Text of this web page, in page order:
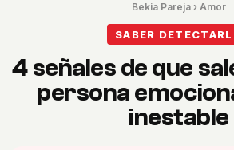
Bekia Pareja › Amor
SABER
4 señales de que
persona
inestable